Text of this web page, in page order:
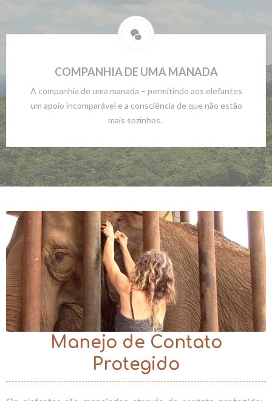
COMPANHIA DE UMA MANADA
A companhia de uma manada – permitindo aos elefantes
um apoio incomparável e a consciência de que não estão
mais sozinhos.
Manejo de Contato
Protegido